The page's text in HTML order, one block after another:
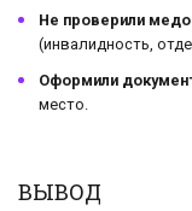
Не проверили
(инвалидность,
Оформили
место.
ВЫВОД